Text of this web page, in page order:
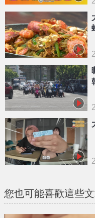
您也可能喜歡這些